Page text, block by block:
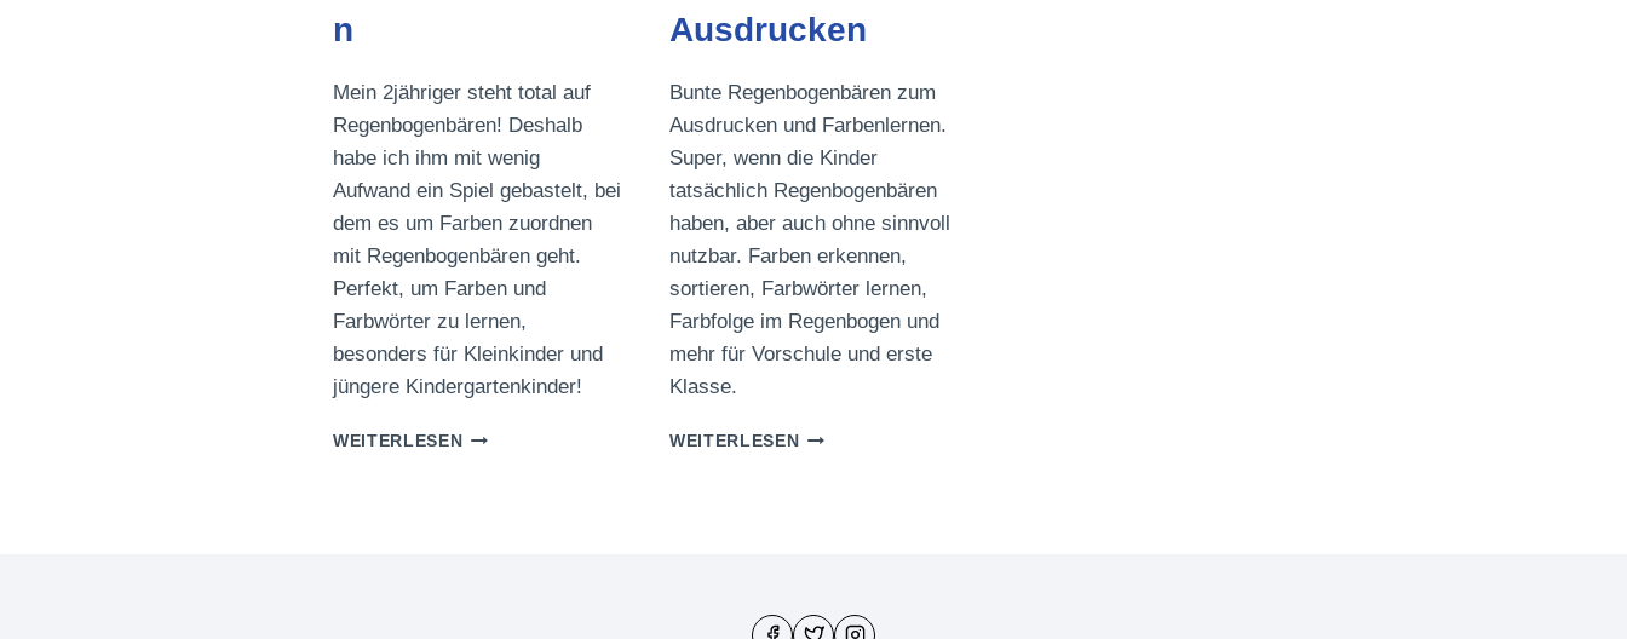
n
Mein 2jähriger steht total auf
Regenbogenbären! Deshalb
habe ich ihm mit wenig
Aufwand ein Spiel gebastelt, bei
dem es um Farben zuordnen
mit Regenbogenbären geht.
Perfekt, um Farben und
Farbwörter zu lernen,
besonders für Kleinkinder und
jüngere Kindergartenkinder!
WEITERLESENFARBEN
Ausdrucken
Bunte Regenbogenbären zum
Ausdrucken und Farbenlernen.
Super, wenn die Kinder
tatsächlich Regenbogenbären
haben, aber auch ohne sinnvoll
nutzbar. Farben erkennen,
sortieren, Farbwörter lernen,
Farbfolge im Regenbogen und
mehr für Vorschule und erste
Klasse.
WEITERLESENBUNTE